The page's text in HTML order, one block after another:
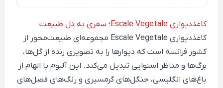
کاغذدیواری Escale Vegetale؛ سفری به دل طبیعت
کاغذدیواری Escale Vegetale مجموعه‌ای طبیعت‌محور از
کشور فرانسه است که دیوارها را به تصویری زنده از گل‌ها،
برگ‌ها و مناظر استوایی تبدیل می‌کند. این آلبوم با الهام از
باغ‌های انگلیسی، جنگل‌های گرمسیری و رنگ‌های فصل‌های